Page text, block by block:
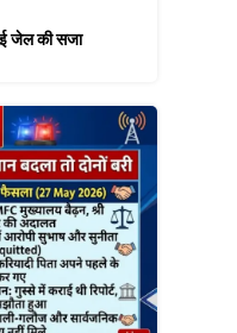
जेल की सजा